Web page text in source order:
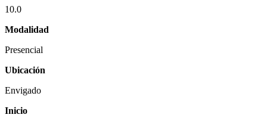
10.0
Modalidad
Presencial
Ubicación
Envigado
Inicio